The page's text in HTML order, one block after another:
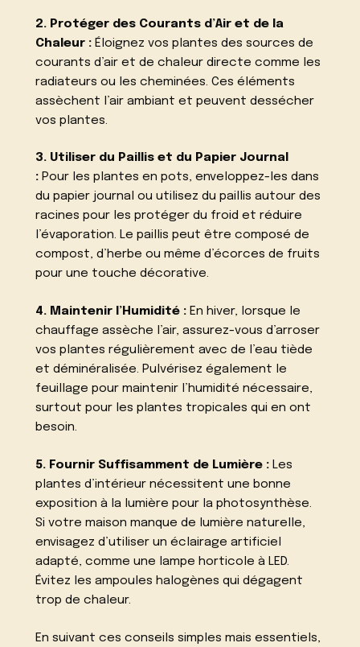
2. Protéger des Courants d’Air et de la
Chaleur : Éloignez vos plantes des sources de
courants d’air et de chaleur directe comme les
radiateurs ou les cheminées. Ces éléments
assèchent l’air ambiant et peuvent dessécher
vos plantes.
3. Utiliser du Paillis et du Papier Journal
: Pour les plantes en pots, enveloppez-les dans
du papier journal ou utilisez du paillis autour des
racines pour les protéger du froid et réduire
l’évaporation. Le paillis peut être composé de
compost, d’herbe ou même d’écorces de fruits
pour une touche décorative.
4. Maintenir l’Humidité : En hiver, lorsque le
chauffage assèche l’air, assurez-vous d’arroser
vos plantes régulièrement avec de l’eau tiède
et déminéralisée. Pulvérisez également le
feuillage pour maintenir l’humidité nécessaire,
surtout pour les plantes tropicales qui en ont
besoin.
5. Fournir Suffisamment de Lumière : Les
plantes d’intérieur nécessitent une bonne
exposition à la lumière pour la photosynthèse.
Si votre maison manque de lumière naturelle,
envisagez d’utiliser un éclairage artificiel
adapté, comme une lampe horticole à LED.
Évitez les ampoules halogènes qui dégagent
trop de chaleur.
En suivant ces conseils simples mais essentiels,